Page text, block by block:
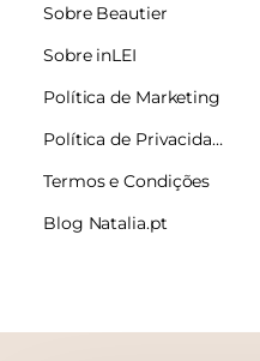
Sobre Beautier
Sobre inLEI
Política de Marketing
Política de Privacidade
Termos e Condições
Blog Natalia.pt